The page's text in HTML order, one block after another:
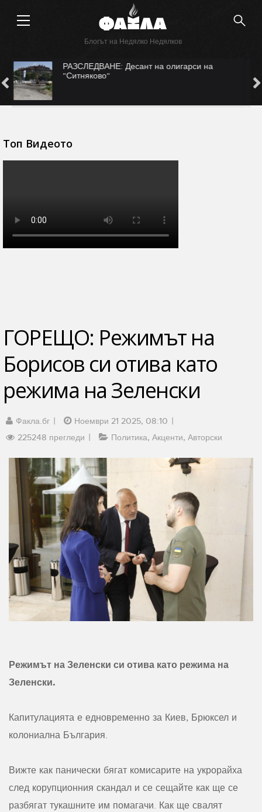
Блогът на Недялко Недялков
САМО ВЪВ "ФАКЛА": САЩ ни рекетират за
Безмер?
Топ Видеото
ГОРЕЩО: Режимът на
Борисов си отива като
режима на Зеленски
Факла.бг
Ноември 21 2025, 08:10
225248 прегледи
Политика Акценти Авторски
Режимът на Зеленски си отива като режима на
Зеленски.
Капитулацията е едновременно за Киев, Брюксел и
колониална България.
Вижте как панически бягат комисарите на укрорайха
след корупционния скандал и се сещайте как ще се
разбягат тукашните им помагачи. Как ще свалят